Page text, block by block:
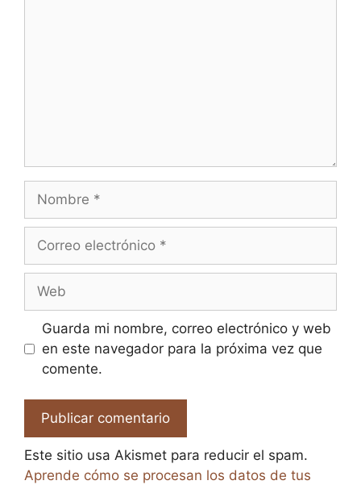
electrónico
Guarda mi nombre, correo electrónico y web
en este navegador para la próxima vez que
comente.
Este sitio usa Akismet para reducir el spam.
Aprende cómo se procesan los datos de tus